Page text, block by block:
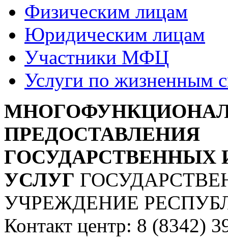
Физическим лицам
Юридическим лицам
Участники МФЦ
Услуги по жизненным
ПРЕДОСТАВЛЕНИЯ
УСЛУГ
УЧРЕЖДЕНИЕ
Контакт центр: 8 (8342)